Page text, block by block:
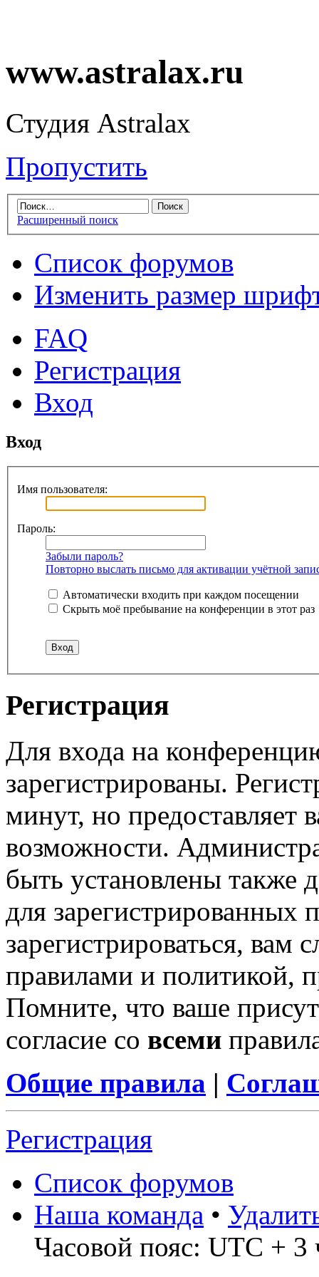
www.astralax.ru
Студия Astralax
Пропустить
Расширенный поиск
Список форумов
Изменить размер
FAQ
Регистрация
Вход
Вход
Имя пользователя:
Пароль:
Забыли пароль?
Повторно выслать письмо для активации учётной
Автоматически входить при каждом посещении
Скрыть моё пребывание на конференции в этот раз
Регистрация
Для входа на
зарегистрированы.
минут, но предоставляет
возможности.
быть установлены также
для зарегистрированных
зарегистрироваться, вам
правилами и политикой,
Помните, что ваше
согласие со всеми
Общие правила |
Регистрация
Список форумов
Наша команда •
Часовой пояс: UTC + 3